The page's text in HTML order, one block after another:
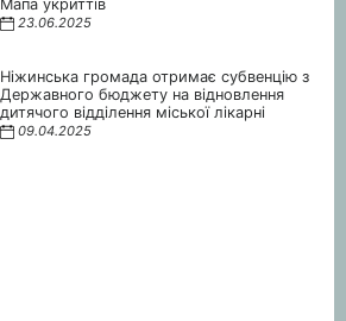
Мапа укриттів
23.06.2025
Ніжинська громада отримає субвенцію з
Державного бюджету на відновлення
дитячого відділення міської лікарні
09.04.2025